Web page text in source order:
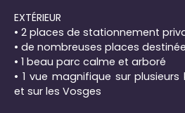
EXTÉRIEUR
• 2 places de stationnement
• de nombreuses places
• 1 beau parc calme et arboré
• 1 vue magnifique sur
et sur les Vosges